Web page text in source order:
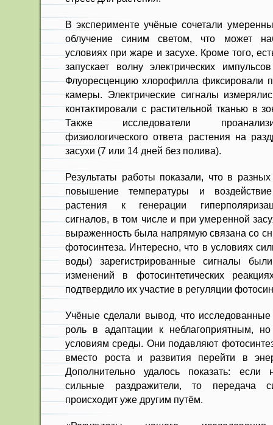
В эксперименте учёные сочетали
облучение синим светом, что может
условиях при жаре и засухе. Кроме того,
запускает волну электрических
Флуоресценцию хлорофилла фиксировали
камеры. Электрические сигналы
контактировали с растительной тканью в
Также исследователи
физиологического ответа растения на
засухи (7 или 14 дней без полива).
Результаты работы показали, что в
повышение температуры и
растения к генерации
сигналов, в том числе и при умеренной
выраженность была напрямую связана со
фотосинтеза. Интересно, что в условиях
воды) зарегистрированные сигналы
изменений в фотосинтетических
подтвердило их участие в регуляции
Учёные сделали вывод, что
роль в адаптации к неблагоприятным,
условиям среды. Они подавляют
вместо роста и развития перейти в
Дополнительно удалось показать: если
сильные раздражители, то передача
происходит уже другим путём.